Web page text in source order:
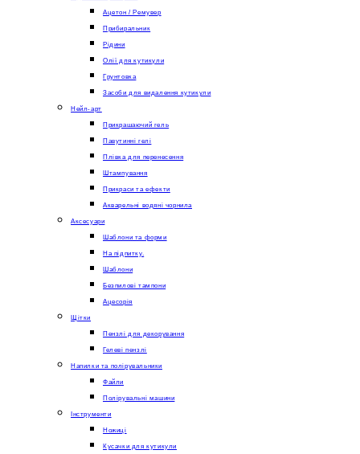
Ацетон / Ремувер
Прибиральник
Рідини
Олії для кутикули
Грунтовка
Засоби для видалення кутикули
Нейл-арт
Прикрашаючий гель
Павутинні гелі
Плівка для перенесення
Штампування
Прикраси та ефекти
Акварельні водяні чорнила
Аксесуари
Шаблони та форми
На підпитку.
Шаблони
Безпилові тампони
Ацесорія
Щітки
Пензлі для декорування
Гелеві пензлі
Напилки та полірувальники
Файли
Полірувальні машини
Інструменти
Ножиці
Кусачки для кутикули